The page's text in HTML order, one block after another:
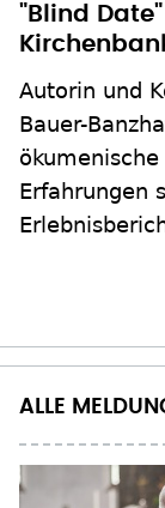
"Blind
Autorin und
Bauer-
Erfahrungen
ALLE